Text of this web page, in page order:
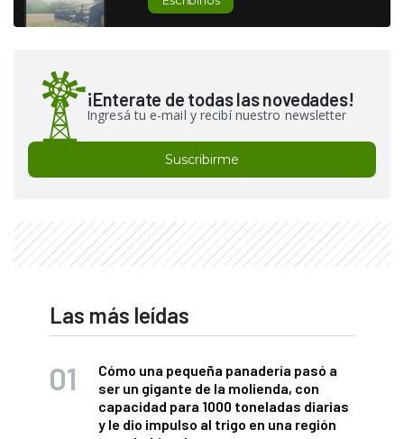
¡Enterate de todas las novedades!
Ingresá tu e-mail y recibí nuestro newsletter
Suscribirme
Las más leídas
Cómo una pequeña panadería pasó a
ser un gigante de la molienda, con
capacidad para 1000 toneladas diarias
y le dio impulso al trigo en una región